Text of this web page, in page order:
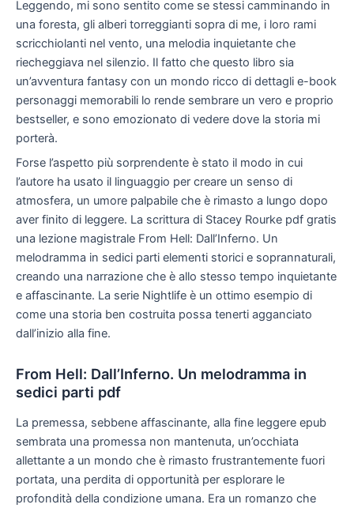
Leggendo, mi sono sentito come se stessi camminando in
una foresta, gli alberi torreggianti sopra di me, i loro rami
scricchiolanti nel vento, una melodia inquietante che
riecheggiava nel silenzio. Il fatto che questo libro sia
un’avventura fantasy con un mondo ricco di dettagli e-book
personaggi memorabili lo rende sembrare un vero e proprio
bestseller, e sono emozionato di vedere dove la storia mi
porterà.
Forse l’aspetto più sorprendente è stato il modo in cui
l’autore ha usato il linguaggio per creare un senso di
atmosfera, un umore palpabile che è rimasto a lungo dopo
aver finito di leggere. La scrittura di Stacey Rourke pdf gratis
una lezione magistrale From Hell: Dall’Inferno. Un
melodramma in sedici parti elementi storici e soprannaturali,
creando una narrazione che è allo stesso tempo inquietante
e affascinante. La serie Nightlife è un ottimo esempio di
come una storia ben costruita possa tenerti agganciato
dall’inizio alla fine.
From Hell: Dall’Inferno. Un melodramma in
sedici parti pdf
La premessa, sebbene affascinante, alla fine leggere epub
sembrata una promessa non mantenuta, un’occhiata
allettante a un mondo che è rimasto frustrantemente fuori
portata, una perdita di opportunità per esplorare le
profondità della condizione umana. Era un romanzo che